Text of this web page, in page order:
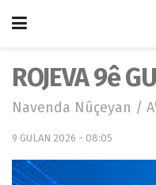
ROJEVA 9ê
Navenda Nûçeyan /
9 GULAN 2026 - 08:05